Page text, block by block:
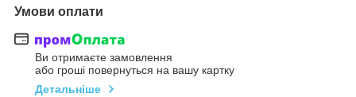
Умови оплати
Ви отримаєте замовлення
або гроші повернуться на вашу картку
Детальніше